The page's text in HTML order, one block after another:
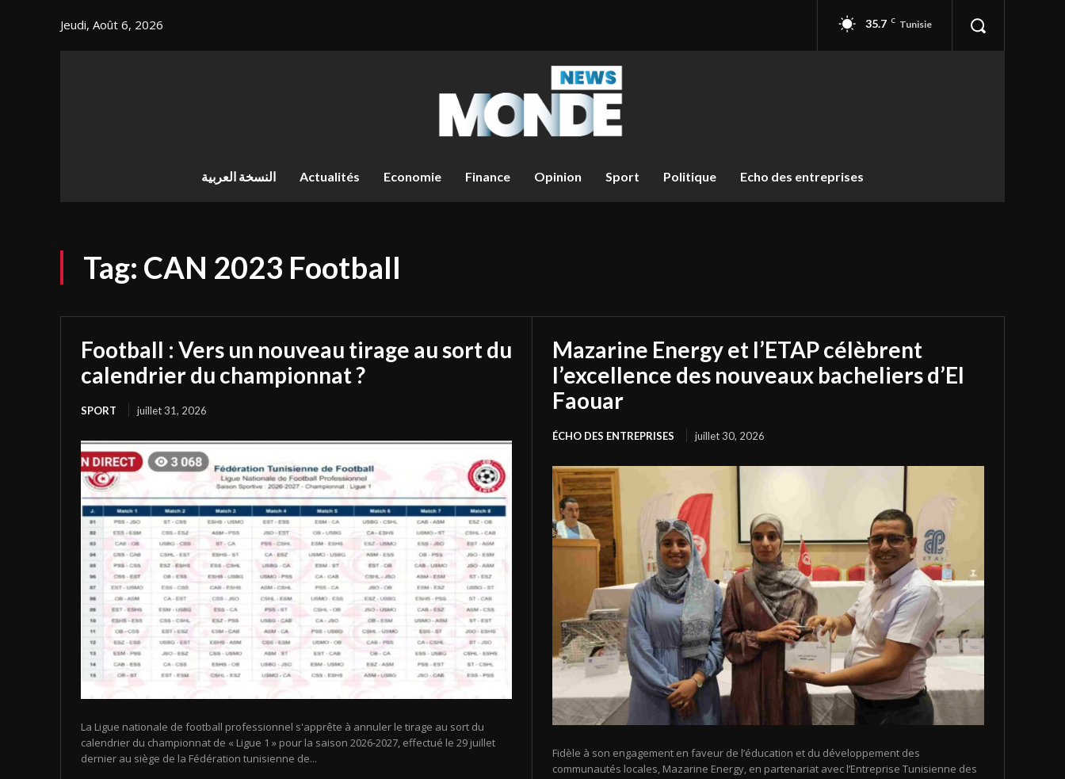
Jeudi, Août 6, 2026 35.7 C Tunisie
النسخة العربية Actualités Economie Finance Opinion Sport Politique Echo des entreprises
Tag: CAN 2023 Football
Football : Vers un nouveau tirage au sort du
calendrier du championnat ?
SPORT juillet 31, 2026
La Ligue nationale de football professionnel s'apprête à annuler le tirage au sort du
calendrier du championnat de « Ligue 1 » pour la saison 2026-2027, effectué le 29 juillet
dernier au siège de la Fédération tunisienne de...
Mazarine Energy et l’ETAP célèbrent
l’excellence des nouveaux bacheliers d’El
Faouar
ÉCHO DES ENTREPRISES juillet 30, 2026
Fidèle à son engagement en faveur de l’éducation et du développement des
communautés locales, Mazarine Energy, en partenariat avec l’Entreprise Tunisienne des